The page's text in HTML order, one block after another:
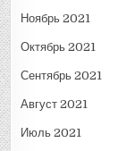
Ноябрь 2021
Октябрь 2021
Сентябрь 2021
Август 2021
Июль 2021